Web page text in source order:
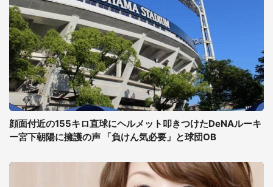
顔面付近の155キロ直球にヘルメット叩きつけたDeNAルーキ
ー宮下朝陽に擁護の声 「負けん気必要」と球団OB